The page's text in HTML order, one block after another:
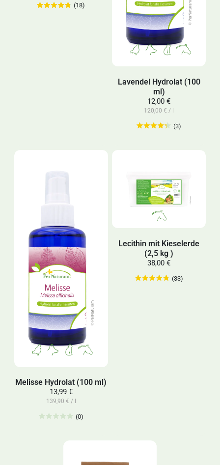
(18)
Lavendel Hydrolat (100
ml)
12,00 €
120,00 € / l
(3)
Melisse Hydrolat (100 ml)
13,99 €
139,90 € / l
(0)
Lecithin mit Kieselerde
(2,5 kg )
38,00 €
(33)